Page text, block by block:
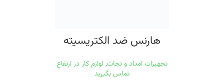
هارنس ضد الکتریسیته
تجهیزات امداد و نجات, لوازم کار در ارتفاع
تماس بگیرید